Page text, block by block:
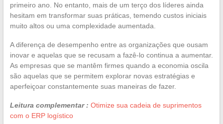
primeiro ano. No entanto, mais de um terço dos líderes ainda
hesitam em transformar suas práticas, temendo custos iniciais
muito altos ou uma complexidade aumentada.
A diferença de desempenho entre as organizações que ousam
inovar e aquelas que se recusam a fazê-lo continua a aumentar.
As empresas que se mantêm firmes quando a economia oscila
são aquelas que se permitem explorar novas estratégias e
aperfeiçoar constantemente suas maneiras de fazer.
Leitura complementar : Otimize sua cadeia de suprimentos
com o ERP logístico